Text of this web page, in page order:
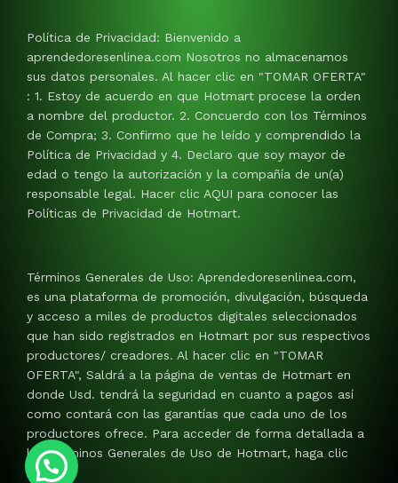
Política de Privacidad: Bienvenido a
aprendedoresenlinea.com Nosotros no almacenamos
sus datos personales. Al hacer clic en "TOMAR OFERTA"
: 1. Estoy de acuerdo en que Hotmart procese la orden
a nombre del productor. 2. Concuerdo con los Términos
de Compra; 3. Confirmo que he leído y comprendido la
Política de Privacidad y 4. Declaro que soy mayor de
edad o tengo la autorización y la compañía de un(a)
responsable legal. Hacer clic AQUI para conocer las
Políticas de Privacidad de Hotmart.
Términos Generales de Uso: Aprendedoresenlinea.com,
es una plataforma de promoción, divulgación, búsqueda
y acceso a miles de productos digitales seleccionados
que han sido registrados en Hotmart por sus respectivos
productores/ creadores. Al hacer clic en "TOMAR
OFERTA", Saldrá a la página de ventas de Hotmart en
donde Usd. tendrá la seguridad en cuanto a pagos así
como contará con las garantías que cada uno de los
productores ofrece. Para acceder de forma detallada a
los Términos Generales de Uso de Hotmart, haga clic
AQUI.